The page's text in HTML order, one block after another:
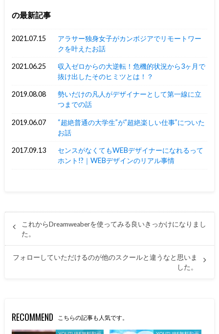
の最新記事
2021.07.15
アラサー独身女子がカンボジアでリモートワー
クを叶えたお話
2021.06.25
収入ゼロからの大逆転！危機的状況から3ヶ月で
抜け出したそのヒミツとは！？
2019.08.08
勢いだけの凡人がデザイナーとして第一線に立
つまでの話
2019.06.07
“超絶普通の大学生”が”超絶楽しい仕事”についた
お話
2017.09.13
センスがなくてもWEBデザイナーになれるって
ホント!?｜WEBデザインのリアル事情
これからDreamweaberを使ってみる良いきっかけになりまし
た。
フォローしていただけるのが他のスクールと違うなと思いま
した。
RECOMMEND こちらの記事も人気です。